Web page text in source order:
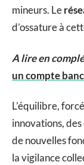
mineurs. Le
d’ossature à
A lire en
un compte
L’équilibre,
innovations,
de nouvelles
la vigilance